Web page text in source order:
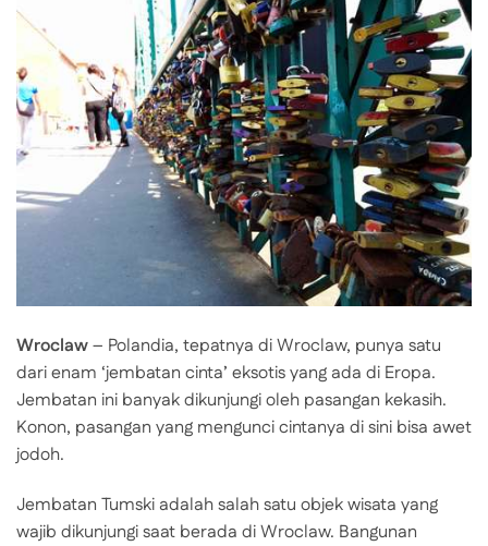
Wroclaw– Polandia, tepatnya di Wroclaw, punya satu
dari enam ‘jembatan cinta’ eksotis yang ada di Eropa.
Jembatan ini banyak dikunjungi oleh pasangan kekasih.
Konon, pasangan yang mengunci cintanya di sini bisa awet
jodoh.
Jembatan Tumski adalah salah satu objek wisata yang
wajib dikunjungi saat berada di Wroclaw. Bangunan